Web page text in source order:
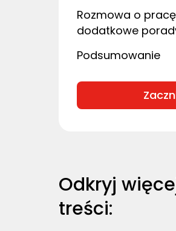
Rozmowa o
dodatkowe
Podsumowanie
Odkryj
treści: